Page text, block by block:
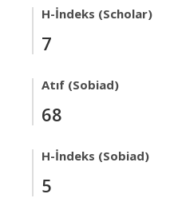
H-İndeks (Scholar)
7
Atıf (Sobiad)
68
H-İndeks (Sobiad)
5